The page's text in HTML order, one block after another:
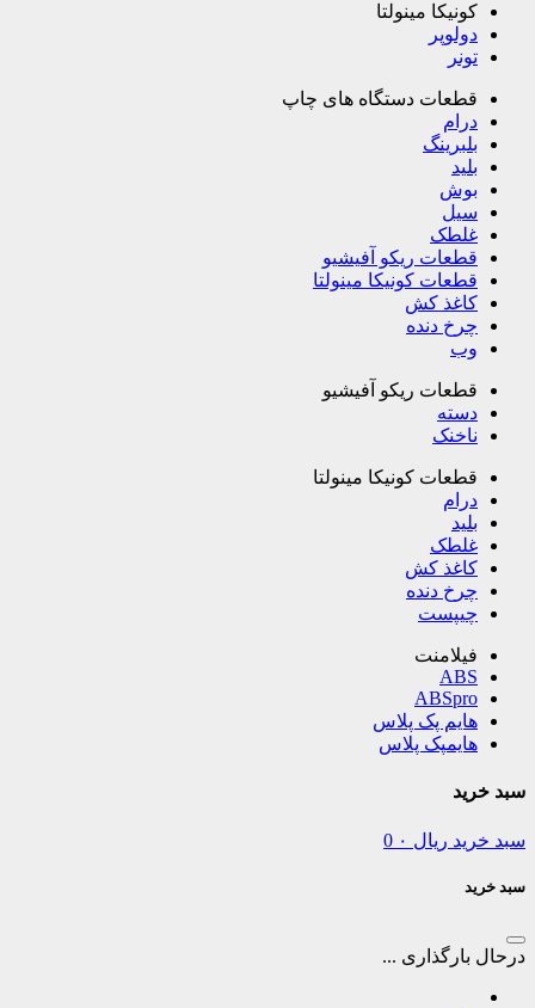
کونیکا مینولتا
دولوپر
تونر
قطعات دستگاه های چاپ
درام
بلبرینگ
بلید
بوش
سیل
غلطک
قطعات ریکو آفیشیو
قطعات کونیکا مینولتا
کاغذ کش
چرخ دنده
وب
قطعات ریکو آفیشیو
دسته
ناخنک
قطعات کونیکا مینولتا
درام
بلید
غلطک
کاغذ کش
چرخ دنده
چیپست
فیلامنت
ABS
ABSpro
هایم پک پلاس
هایمپک پلاس
سبد خرید
سبد خرید ریال 0
سبد خرید
درحال بارگذاری ...